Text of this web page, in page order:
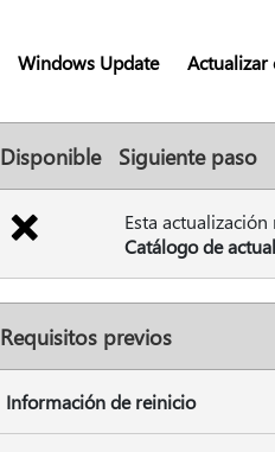
Windows Update Actualizar
Disponible Siguiente paso
Esta
Catálogo de
Requisitos previos
Información de reinicio